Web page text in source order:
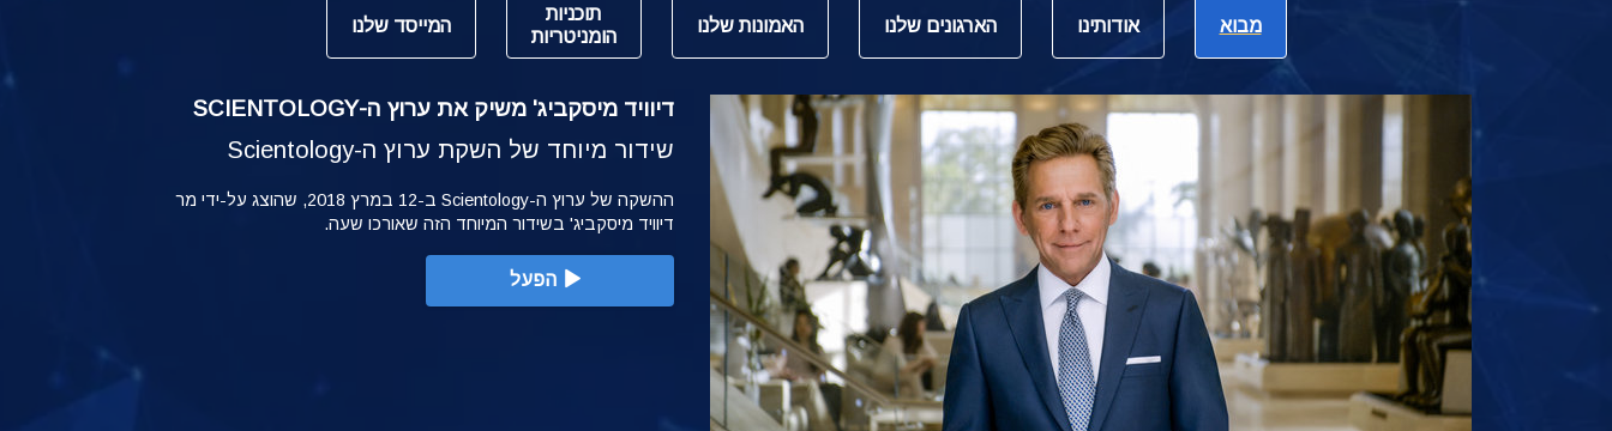
מבוא אודותינו הארגונים שלנו האמונות שלנו
תוכניות
הומניטריות
המייסד שלנו
דיוויד מיסקביג' משיק את ערוץ ה-SCIENTOLOGY
שידור מיוחד של השקת ערוץ ה-Scientology
ההשקה של ערוץ ה-Scientology ב-12 במרץ 2018, שהוצג על-ידי מר
דיוויד מיסקביג' בשידור המיוחד הזה שאורכו שעה.
הפעל